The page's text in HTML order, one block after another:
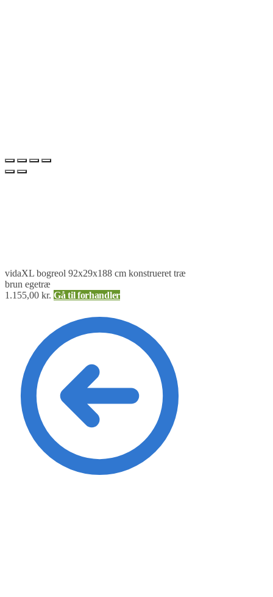
vidaXL bogreol 92x29x188 cm konstrueret træ
brun egetræ
1.155,00 kr. Gå til forhandler